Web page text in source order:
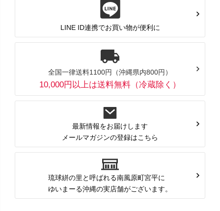
LINE ID連携でお買い物が便利に
全国一律送料1100円（沖縄県内800円）
10,000円以上は送料無料（冷蔵除く）
最新情報をお届けします
メールマガジンの登録はこちら
琉球絣の里と呼ばれる南風原町宮平に
ゆいまーる沖縄の実店舗がございます。